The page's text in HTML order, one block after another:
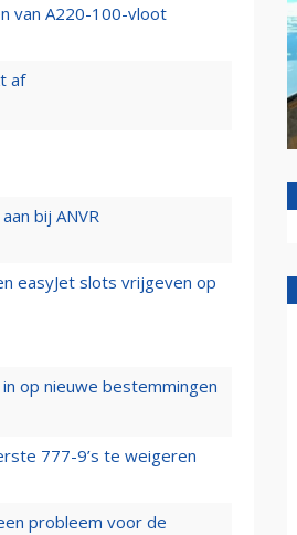
van A220-100-vloot
af
bij ANVR
easyJet slots vrijgeven op
op nieuwe bestemmingen
777-9’s te weigeren
probleem voor de